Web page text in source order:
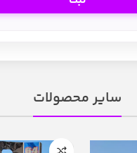
سایر محصولات